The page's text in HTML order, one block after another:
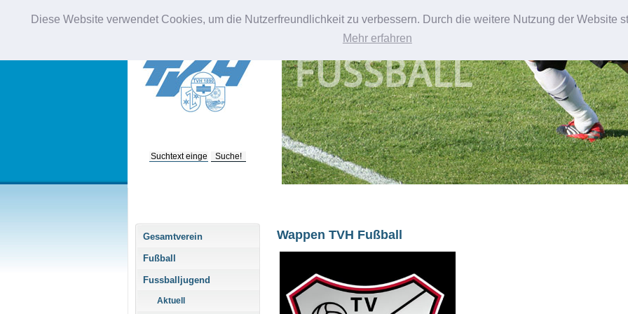
Diese Website verwendet Cookies, um die Nutzerfreundlichkeit zu verbessern. Durch die weitere Nutzung der Website
Mehr erfahren
Newsletter Termine Datenschutz Vereinssatzung
Wappen TVH Fußball
Gesamtverein
Fußball
Fussballjugend
Aktuell